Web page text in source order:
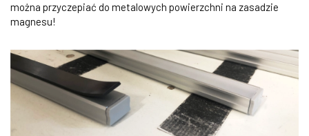
można przyczepiać do metalowych powierzchni na zasadzie
magnesu!